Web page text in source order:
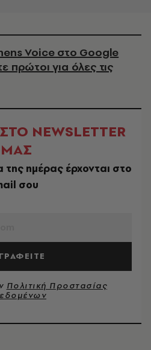
Voice στο Google
πρώτοι για όλες τις
NEWSLETTER
ΜΑΣ
ημέρας έρχονται στο
σου
Πολιτική Προστασίας